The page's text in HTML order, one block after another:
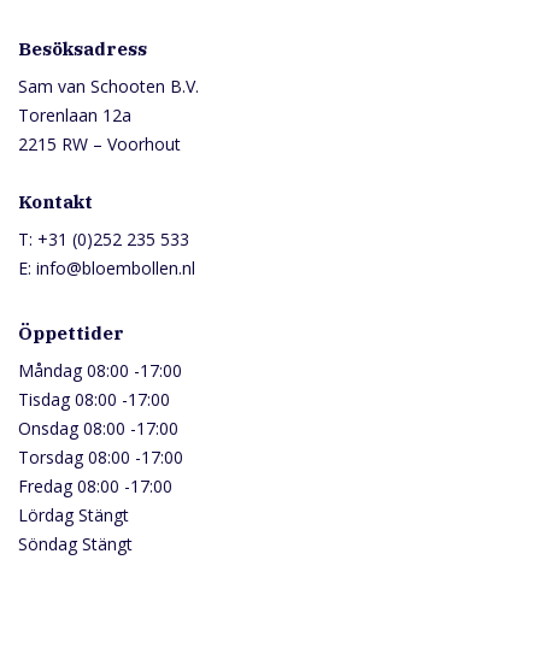
Besöksadress
Sam van Schooten B.V.
Torenlaan 12a
2215 RW – Voorhout
Kontakt
T: +31 (0)252 235 533
E: info@bloembollen.nl
Öppettider
Måndag 08:00 -17:00
Tisdag 08:00 -17:00
Onsdag 08:00 -17:00
Torsdag 08:00 -17:00
Fredag 08:00 -17:00
Lördag Stängt
Söndag Stängt